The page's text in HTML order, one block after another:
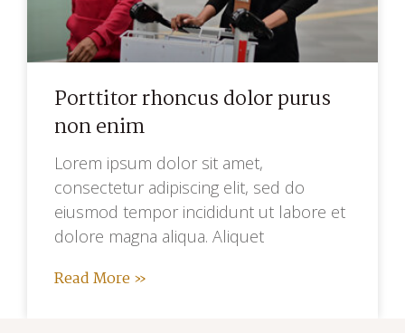
Porttitor rhoncus dolor purus
non enim
Lorem ipsum dolor sit amet,
consectetur adipiscing elit, sed do
eiusmod tempor incididunt ut labore et
dolore magna aliqua. Aliquet
Read More »